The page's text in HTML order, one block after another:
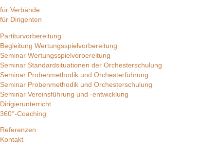
für Verbände
für Dirigenten
Partiturvorbereitung
Begleitung Wertungsspielvorbereitung
Seminar Wertungsspielvorbereitung
Seminar Standardsituationen der Orchesterschulung
Seminar Probenmethodik und Orchesterführung
Seminar Probenmethodik und Orchesterschulung
Seminar Vereinsführung und -entwicklung
Dirigierunterricht
360°-Coaching
Referenzen
Kontakt